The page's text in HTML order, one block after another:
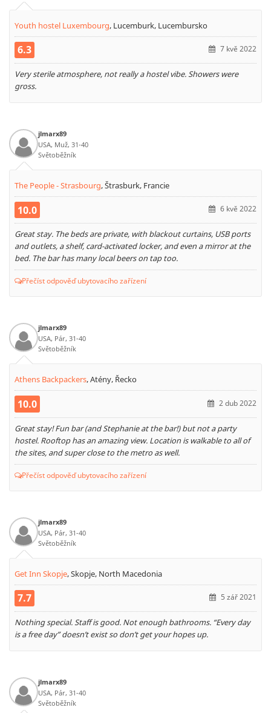
Youth hostel Luxembourg, Lucemburk, Lucembursko
6.3 7 kvě 2022
Very sterile atmosphere, not really a hostel vibe. Showers were
gross.
jlmarx89
USA, Muž, 31-40
Světoběžník
The People - Strasbourg,Štrasburk, Francie
10.0 6 kvě 2022
Great stay. The beds are private, with blackout curtains, USB ports
and outlets, a shelf, card-activated locker, and even a mirror at the
bed. The bar has many local beers on tap too.
Přečíst odpověď ubytovacího zařízení
jlmarx89
USA, Pár, 31-40
Světoběžník
Athens Backpackers,Atény, Řecko
10.0 2 dub 2022
Great stay! Fun bar (and Stephanie at the bar!) but not a party
hostel. Rooftop has an amazing view. Location is walkable to all of
the sites, and super close to the metro as well.
Přečíst odpověď ubytovacího zařízení
jlmarx89
USA, Pár, 31-40
Světoběžník
Get Inn Skopje,Skopje, North Macedonia
7.7 5 zář 2021
Nothing special. Staff is good. Not enough bathrooms. “Every day
is a free day” doesn’t exist so don’t get your hopes up.
jlmarx89
USA, Pár, 31-40
Světoběžník